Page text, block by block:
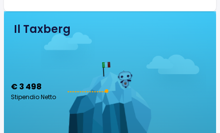
Il Taxberg
€ 3 498
Stipendio Netto